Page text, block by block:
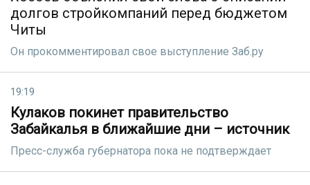
долгов стройкомпаний перед бюджетом
Читы
Он прокомментировал свое выступление Заб.ру
19:19
Кулаков покинет правительство
Забайкалья в ближайшие дни – источник
Пресс-служба губернатора пока не подтверждает